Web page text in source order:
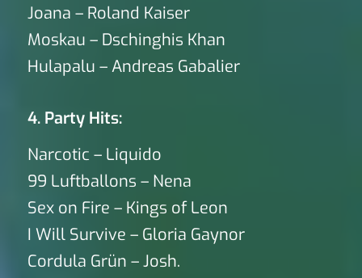
Joana – Roland Kaiser
Moskau – Dschinghis Khan
Hulapalu – Andreas Gabalier
4. Party Hits:
Narcotic – Liquido
99 Luftballons – Nena
Sex on Fire – Kings of Leon
I Will Survive – Gloria Gaynor
Cordula Grün – Josh.